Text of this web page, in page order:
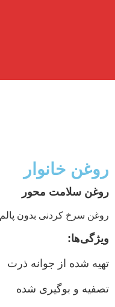
روغن خانوار
روغن سلامت محور
روغن سرخ کردنی بدون پالم ۱۵۰۰ گرمی
ویژگی‌ها:
تهیه شده از جوانه ذرت
تصفیه و بوگیری شده